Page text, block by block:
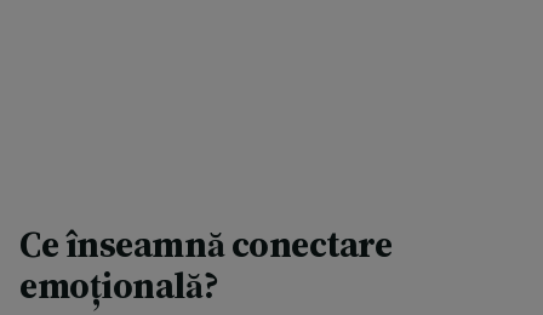
Ce înseamnă conectare
emoțională?